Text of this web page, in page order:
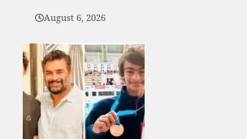
August 6, 2026